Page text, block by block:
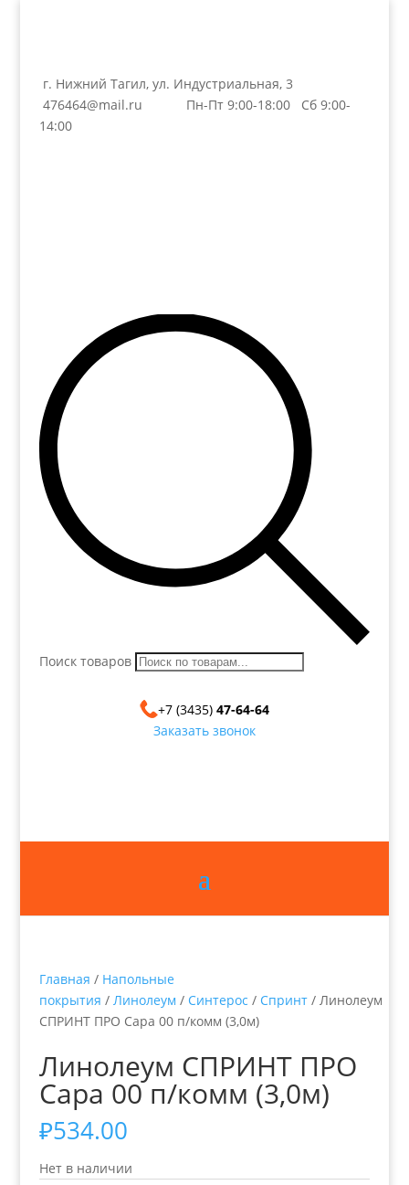
г. Нижний Тагил, ул. Индустриальная, 3
476464@mail.ru
Пн-Пт 9:00-18:00 Сб 9:00-
14:00
Поиск товаров
+7 (3435) 47-64-64
Заказать звонок
Главная / Напольные
покрытия / Линолеум / Синтерос / Спринт/ Линолеум
СПРИНТ ПРО Сара 00 п/комм (3,0м)
Линолеум СПРИНТ ПРО
Сара 00 п/комм (3,0м)
₽534.00
Нет в наличии